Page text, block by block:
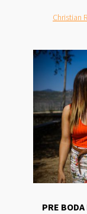
Christian
PRE BODA